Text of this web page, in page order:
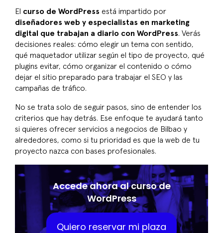
El curso de WordPress está impartido por
diseñadores web y especialistas en marketing
digital que trabajan a diario con WordPress. Verás
decisiones reales: cómo elegir un tema con sentido,
qué maquetador utilizar según el tipo de proyecto, qué
plugins evitar, cómo organizar el contenido o cómo
dejar el sitio preparado para trabajar el SEO y las
campañas de tráfico.
No se trata solo de seguir pasos, sino de entender los
criterios que hay detrás. Ese enfoque te ayudará tanto
si quieres ofrecer servicios a negocios de Bilbao y
alrededores, como si tu prioridad es que la web de tu
proyecto nazca con bases profesionales.
Accede ahora al curso de
WordPress
Quiero reservar mi plaza